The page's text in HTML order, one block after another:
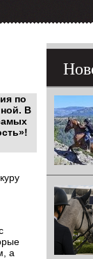
по
В
а